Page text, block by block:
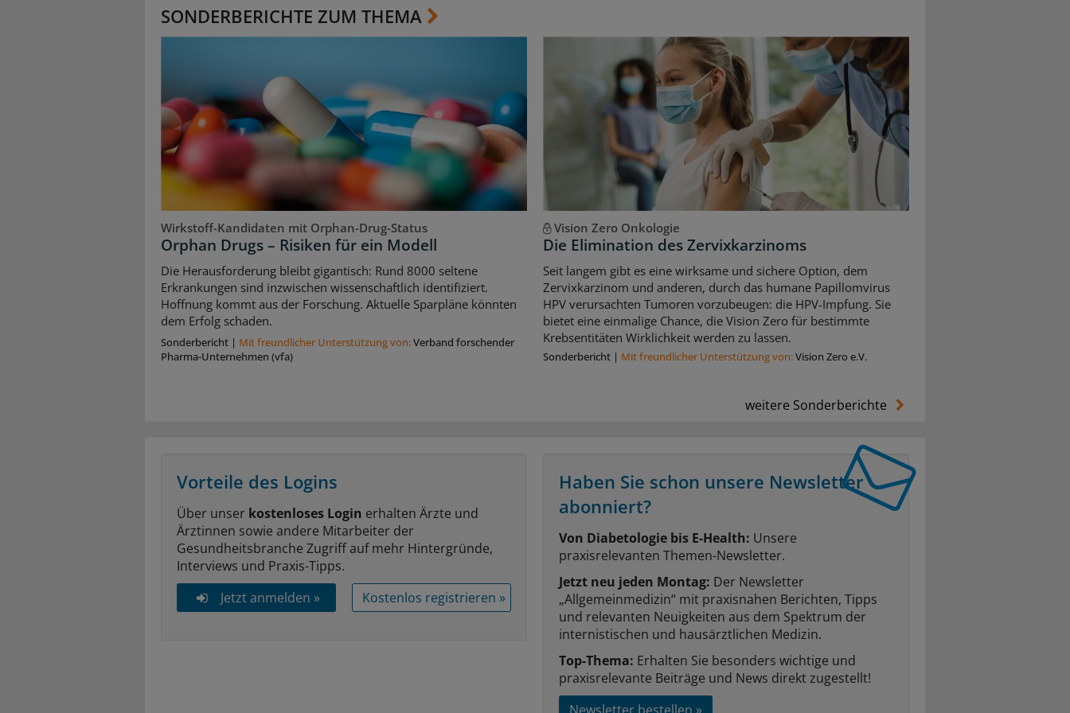
SONDERBERICHTE ZUM THEMA
Wirkstoff-Kandidaten mit Orphan-Drug-Status
Orphan Drugs – Risiken für ein Modell
Die Herausforderung bleibt gigantisch: Rund 8000 seltene
Erkrankungen sind inzwischen wissenschaftlich identifiziert.
Hoffnung kommt aus der Forschung. Aktuelle Sparpläne könnten
dem Erfolg schaden.
Sonderbericht | Mit freundlicher Unterstützung von:Verband forschender
Pharma-Unternehmen (vfa)
Vision Zero Onkologie
Die Elimination des Zervixkarzinoms
Seit langem gibt es eine wirksame und sichere Option, dem
Zervixkarzinom und anderen, durch das humane Papillomvirus
HPV verursachten Tumoren vorzubeugen: die HPV-Impfung. Sie
bietet eine einmalige Chance, die Vision Zero für bestimmte
Krebsentitäten Wirklichkeit werden zu lassen.
Sonderbericht | Mit freundlicher Unterstützung von:Vision Zero e.V.
weitere Sonderberichte
Vorteile des Logins
Über unser kostenloses Login erhalten Ärzte und
Ärztinnen sowie andere Mitarbeiter der
Gesundheitsbranche Zugriff auf mehr Hintergründe,
Interviews und Praxis-Tipps.
Jetzt anmelden »
Kostenlos registrieren »
Haben Sie schon unsere Newsletter
abonniert?
Von Diabetologie bis E-Health: Unsere
praxisrelevanten Themen-Newsletter.
Jetzt neu jeden Montag: Der Newsletter
„Allgemeinmedizin“ mit praxisnahen Berichten, Tipps
und relevanten Neuigkeiten aus dem Spektrum der
internistischen und hausärztlichen Medizin.
Top-Thema: Erhalten Sie besonders wichtige und
praxisrelevante Beiträge und News direkt zugestellt!